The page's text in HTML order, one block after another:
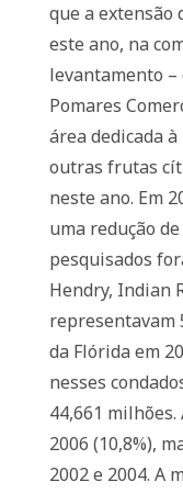
que a extensão
este ano, na
levantamento
Pomares
área dedicada
outras frutas
neste ano. Em
uma redução de
pesquisados
Hendry, Indian
representavam
da Flórida em
nesses
44,661
2006 (10,8%),
2002 e 2004. A